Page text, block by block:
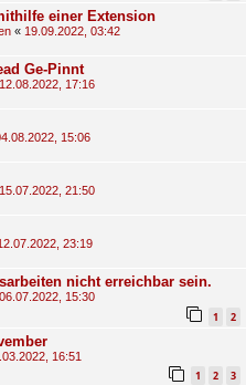
einer Extension
« 19.09.2022, 03:42
Ge-Pinnt
12.08.2022, 17:16
15:06
15.07.2022, 21:50
23:19
nicht erreichbar sein.
06.07.2022, 15:30
1 2
16:51
1 2 3